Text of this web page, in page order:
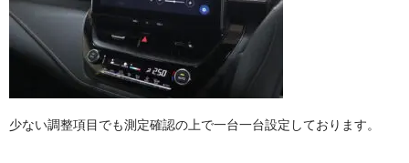
少ない調整項目でも測定確認の上で一台一台設定しております。